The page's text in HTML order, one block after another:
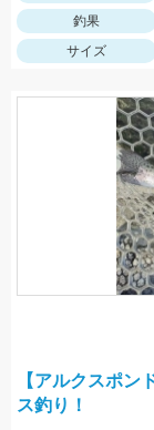
釣果
サイズ
【アルクスポン
ス釣り！